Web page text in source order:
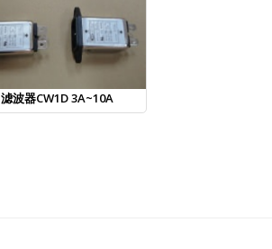
滤波器CW1D 3A~10A